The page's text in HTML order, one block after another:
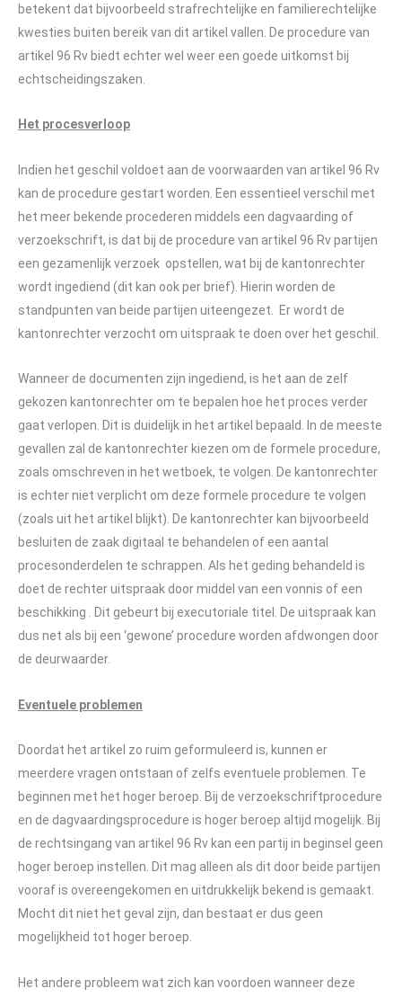
betekent dat bijvoorbeeld strafrechtelijke en familierechtelijke
kwesties buiten bereik van dit artikel vallen. De procedure van
artikel 96 Rv biedt echter wel weer een goede uitkomst bij
echtscheidingszaken.
Het procesverloop
Indien het geschil voldoet aan de voorwaarden van artikel 96 Rv
kan de procedure gestart worden. Een essentieel verschil met
het meer bekende procederen middels een dagvaarding of
verzoekschrift, is dat bij de procedure van artikel 96 Rv partijen
een gezamenlijk verzoek opstellen, wat bij de kantonrechter
wordt ingediend (dit kan ook per brief). Hierin worden de
standpunten van beide partijen uiteengezet. Er wordt de
kantonrechter verzocht om uitspraak te doen over het geschil.
Wanneer de documenten zijn ingediend, is het aan de zelf
gekozen kantonrechter om te bepalen hoe het proces verder
gaat verlopen. Dit is duidelijk in het artikel bepaald. In de meeste
gevallen zal de kantonrechter kiezen om de formele procedure,
zoals omschreven in het wetboek, te volgen. De kantonrechter
is echter niet verplicht om deze formele procedure te volgen
(zoals uit het artikel blijkt). De kantonrechter kan bijvoorbeeld
besluiten de zaak digitaal te behandelen of een aantal
procesonderdelen te schrappen. Als het geding behandeld is
doet de rechter uitspraak door middel van een vonnis of een
beschikking . Dit gebeurt bij executoriale titel. De uitspraak kan
dus net als bij een ‘gewone’ procedure worden afdwongen door
de deurwaarder.
Eventuele problemen
Doordat het artikel zo ruim geformuleerd is, kunnen er
meerdere vragen ontstaan of zelfs eventuele problemen. Te
beginnen met het hoger beroep. Bij de verzoekschriftprocedure
en de dagvaardingsprocedure is hoger beroep altijd mogelijk. Bij
de rechtsingang van artikel 96 Rv kan een partij in beginsel geen
hoger beroep instellen. Dit mag alleen als dit door beide partijen
vooraf is overeengekomen en uitdrukkelijk bekend is gemaakt.
Mocht dit niet het geval zijn, dan bestaat er dus geen
mogelijkheid tot hoger beroep.
Het andere probleem wat zich kan voordoen wanneer deze